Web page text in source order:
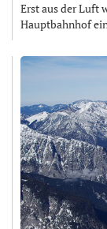
Erst aus der Luft
Hauptbahnhof